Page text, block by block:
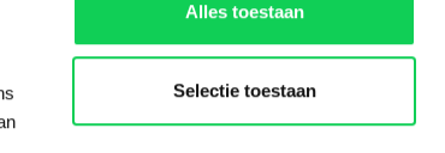
Alles toestaan
Selectie toestaan
Routebeschrijving